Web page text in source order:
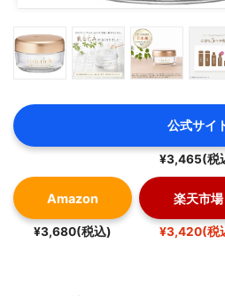
公式サイ
¥3,465(税
Amazon
¥3,680(税込)
楽天市場
¥3,420(税